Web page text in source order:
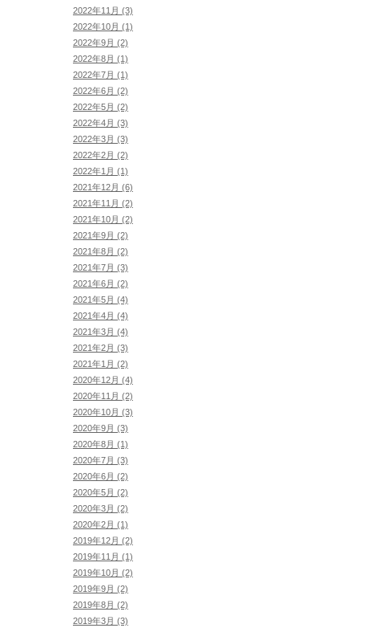
2022年11月 (3)
2022年10月 (1)
2022年9月 (2)
2022年8月 (1)
2022年7月 (1)
2022年6月 (2)
2022年5月 (2)
2022年4月 (3)
2022年3月 (3)
2022年2月 (2)
2022年1月 (1)
2021年12月 (6)
2021年11月 (2)
2021年10月 (2)
2021年9月 (2)
2021年8月 (2)
2021年7月 (3)
2021年6月 (2)
2021年5月 (4)
2021年4月 (4)
2021年3月 (4)
2021年2月 (3)
2021年1月 (2)
2020年12月 (4)
2020年11月 (2)
2020年10月 (3)
2020年9月 (3)
2020年8月 (1)
2020年7月 (3)
2020年6月 (2)
2020年5月 (2)
2020年3月 (2)
2020年2月 (1)
2019年12月 (2)
2019年11月 (1)
2019年10月 (2)
2019年9月 (2)
2019年8月 (2)
2019年3月 (3)